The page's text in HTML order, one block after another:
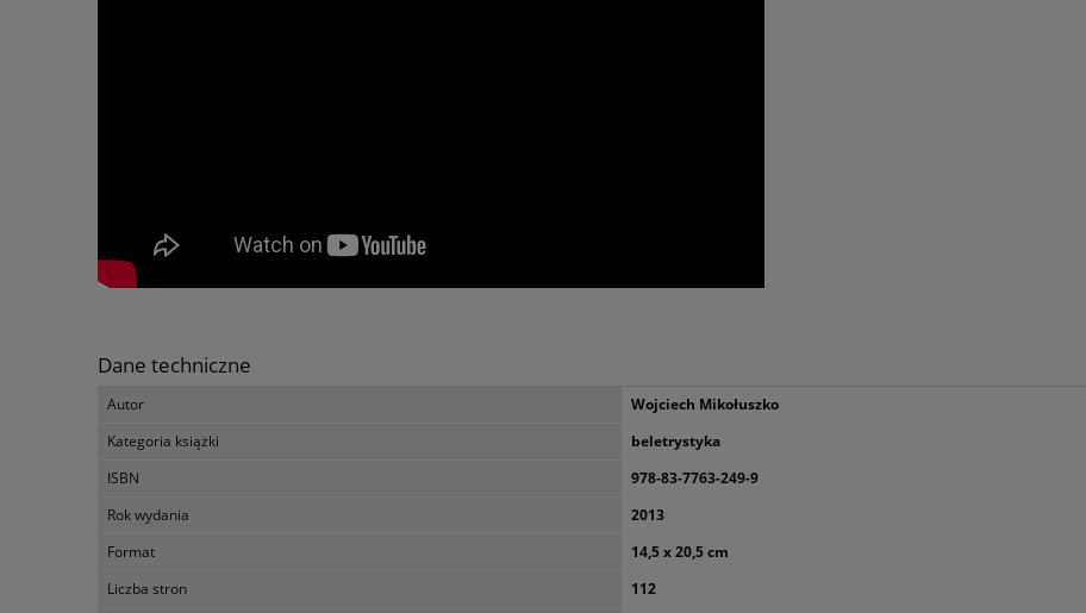
Dane techniczne
Autor
Wojciech Mikołuszko
Kategoria książki
beletrystyka
ISBN
978-83-7763-249-9
Rok wydania
2013
Format
14,5 x 20,5 cm
Liczba stron
112